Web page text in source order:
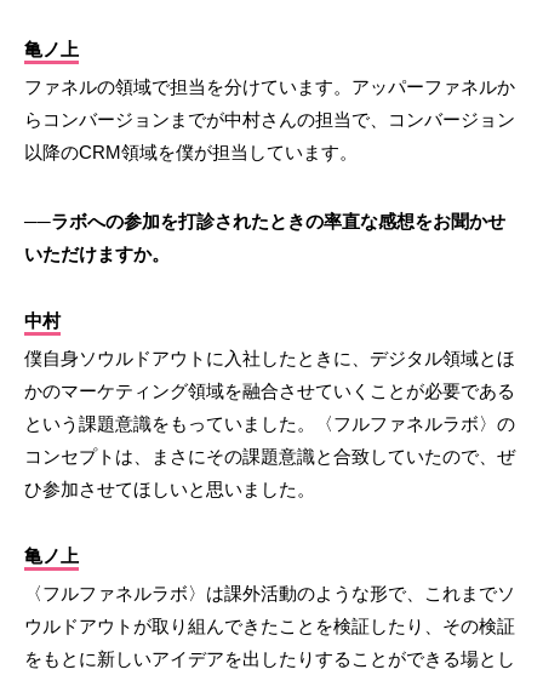
亀ノ上
ファネルの領域で担当を分けています。アッパーファネルか
らコンバージョンまでが中村さんの担当で、コンバージョン
以降のCRM領域を僕が担当しています。
──ラボへの参加を打診されたときの率直な感想をお聞かせ
いただけますか。
中村
僕自身ソウルドアウトに入社したときに、デジタル領域とほ
かのマーケティング領域を融合させていくことが必要である
という課題意識をもっていました。〈フルファネルラボ〉の
コンセプトは、まさにその課題意識と合致していたので、ぜ
ひ参加させてほしいと思いました。
亀ノ上
〈フルファネルラボ〉は課外活動のような形で、これまでソ
ウルドアウトが取り組んできたことを検証したり、その検証
をもとに新しいアイデアを出したりすることができる場とし